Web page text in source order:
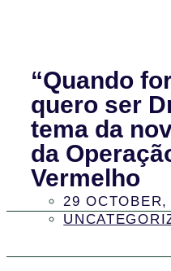
“Quando
quero ser
tema da
da
Vermelho
29 OCTOBER,